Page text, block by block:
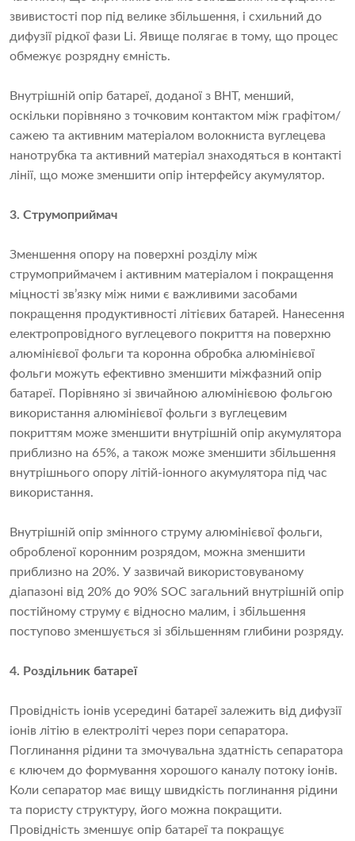
звивистості пор під велике збільшення, і схильний до
дифузії рідкої фази Li. Явище полягає в тому, що процес
обмежує розрядну ємність.
Внутрішній опір батареї, доданої з ВНТ, менший,
оскільки порівняно з точковим контактом між графітом/
сажею та активним матеріалом волокниста вуглецева
нанотрубка та активний матеріал знаходяться в контакті
лінії, що може зменшити опір інтерфейсу акумулятор.
3. Струмоприймач
Зменшення опору на поверхні розділу між
струмоприймачем і активним матеріалом і покращення
міцності зв’язку між ними є важливими засобами
покращення продуктивності літієвих батарей. Нанесення
електропровідного вуглецевого покриття на поверхню
алюмінієвої фольги та коронна обробка алюмінієвої
фольги можуть ефективно зменшити міжфазний опір
батареї. Порівняно зі звичайною алюмінієвою фольгою
використання алюмінієвої фольги з вуглецевим
покриттям може зменшити внутрішній опір акумулятора
приблизно на 65%, а також може зменшити збільшення
внутрішнього опору літій-іонного акумулятора під час
використання.
Внутрішній опір змінного струму алюмінієвої фольги,
обробленої коронним розрядом, можна зменшити
приблизно на 20%. У зазвичай використовуваному
діапазоні від 20% до 90% SOC загальний внутрішній опір
постійному струму є відносно малим, і збільшення
поступово зменшується зі збільшенням глибини розряду.
4. Роздільник батареї
Провідність іонів усередині батареї залежить від дифузії
іонів літію в електроліті через пори сепаратора.
Поглинання рідини та змочувальна здатність сепаратора
є ключем до формування хорошого каналу потоку іонів.
Коли сепаратор має вищу швидкість поглинання рідини
та пористу структуру, його можна покращити.
Провідність зменшує опір батареї та покращує